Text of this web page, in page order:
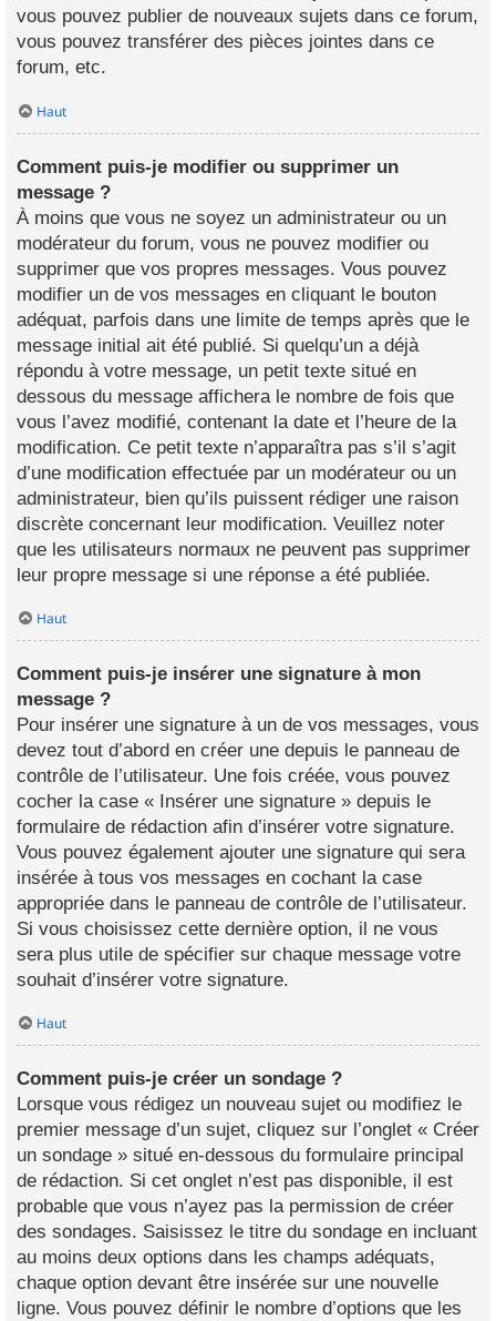
vous pouvez publier de nouveaux sujets dans ce forum,
vous pouvez transférer des pièces jointes dans ce
forum, etc.
Haut
Comment puis-je modifier ou supprimer un
message ?
À moins que vous ne soyez un administrateur ou un
modérateur du forum, vous ne pouvez modifier ou
supprimer que vos propres messages. Vous pouvez
modifier un de vos messages en cliquant le bouton
adéquat, parfois dans une limite de temps après que le
message initial ait été publié. Si quelqu’un a déjà
répondu à votre message, un petit texte situé en
dessous du message affichera le nombre de fois que
vous l’avez modifié, contenant la date et l’heure de la
modification. Ce petit texte n’apparaîtra pas s’il s’agit
d’une modification effectuée par un modérateur ou un
administrateur, bien qu’ils puissent rédiger une raison
discrète concernant leur modification. Veuillez noter
que les utilisateurs normaux ne peuvent pas supprimer
leur propre message si une réponse a été publiée.
Haut
Comment puis-je insérer une signature à mon
message ?
Pour insérer une signature à un de vos messages, vous
devez tout d’abord en créer une depuis le panneau de
contrôle de l’utilisateur. Une fois créée, vous pouvez
cocher la case « Insérer une signature » depuis le
formulaire de rédaction afin d’insérer votre signature.
Vous pouvez également ajouter une signature qui sera
insérée à tous vos messages en cochant la case
appropriée dans le panneau de contrôle de l’utilisateur.
Si vous choisissez cette dernière option, il ne vous
sera plus utile de spécifier sur chaque message votre
souhait d’insérer votre signature.
Haut
Comment puis-je créer un sondage ?
Lorsque vous rédigez un nouveau sujet ou modifiez le
premier message d’un sujet, cliquez sur l’onglet « Créer
un sondage » situé en-dessous du formulaire principal
de rédaction. Si cet onglet n’est pas disponible, il est
probable que vous n’ayez pas la permission de créer
des sondages. Saisissez le titre du sondage en incluant
au moins deux options dans les champs adéquats,
chaque option devant être insérée sur une nouvelle
ligne. Vous pouvez définir le nombre d’options que les